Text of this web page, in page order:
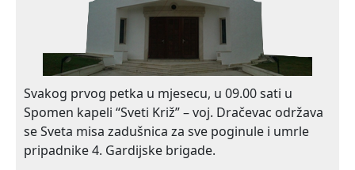
Svakog prvog petka u mjesecu, u 09.00 sati u
Spomen kapeli “Sveti Križ” – voj. Dračevac održava
se Sveta misa zadušnica za sve poginule i umrle
pripadnike 4. Gardijske brigade.